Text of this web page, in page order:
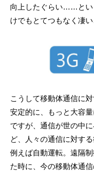
向上したぐらい……とい
けでもとてつもなく凄
こうして移動体通信に
安定的に、もっと大容
ですが、通信が世の中
ど、人々の通信に対す
例えば自動運転。遠隔
た時に、今の移動体通